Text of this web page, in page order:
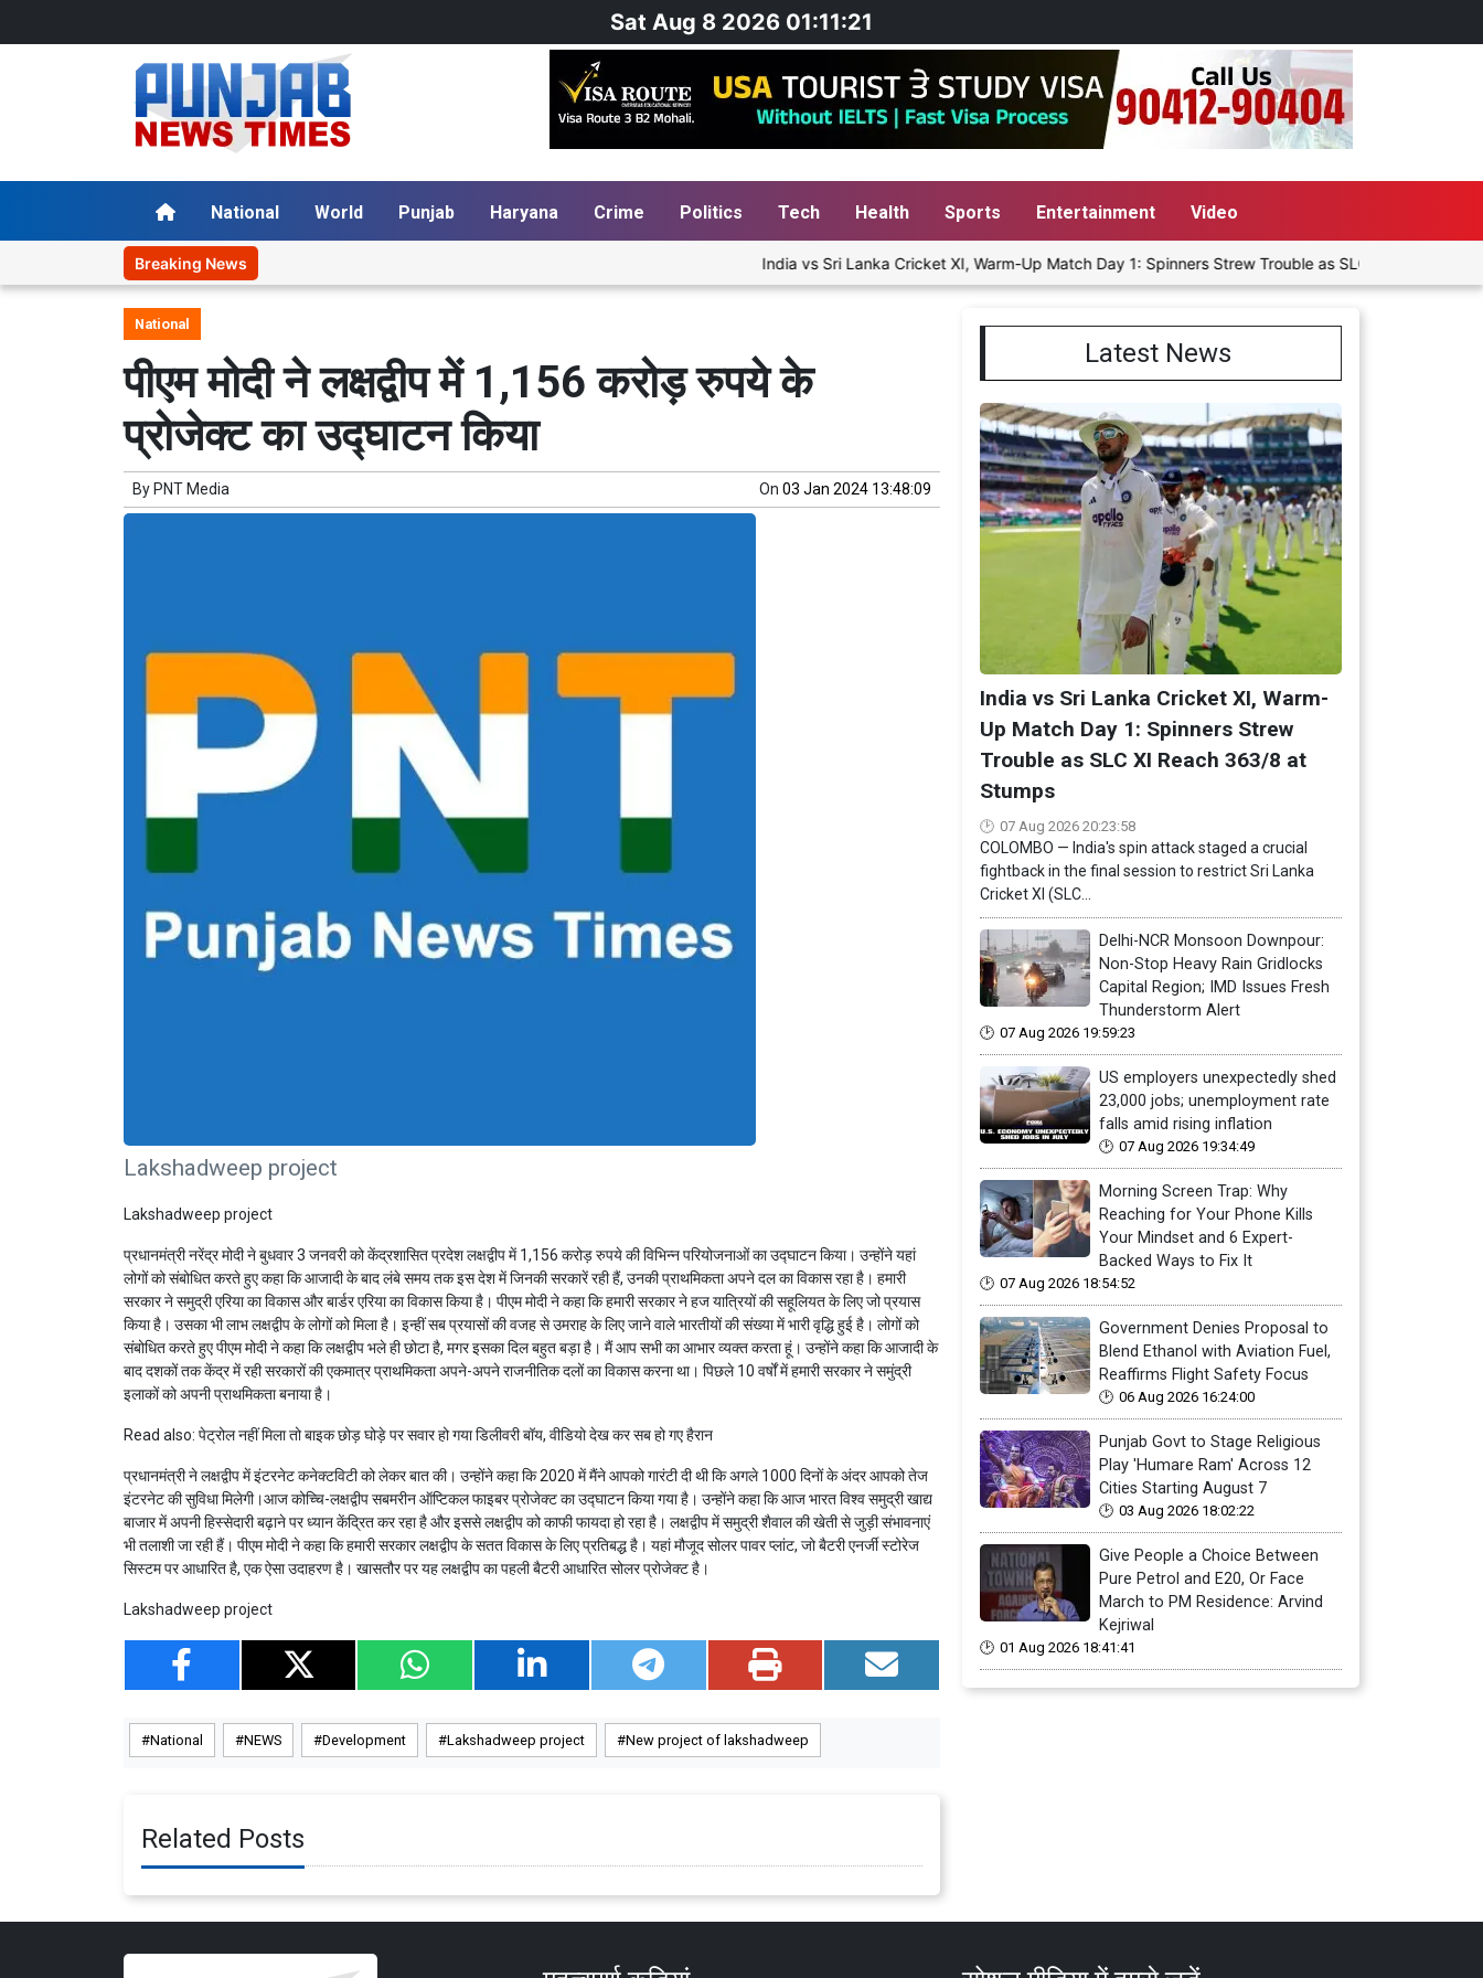
Sat Aug 8 2026 01:11:22
National World Punjab Haryana Crime Politics Tech Health Sports Entertainment Video
Breaking News India vs Sri Lanka Cricket XI, Warm-Up Match Day 1: Spinners Strew Trouble as SLC XI Reach 363/8 at
National
पीएम मोदी ने लक्षद्वीप में 1,156 करोड़ रुपये के
प्रोजेक्ट का उद्घाटन किया
By PNT Media On 03 Jan 2024 13:48:09
Lakshadweep project
Lakshadweep project
प्रधानमंत्री नरेंद्र मोदी ने बुधवार 3 जनवरी को केंद्रशासित प्रदेश लक्षद्वीप में 1,156 करोड़ रुपये की विभिन्न परियोजनाओं का उद्घाटन किया। उन्होंने यहां
लोगों को संबोधित करते हुए कहा कि आजादी के बाद लंबे समय तक इस देश में जिनकी सरकारें रही हैं, उनकी प्राथमिकता अपने दल का विकास रहा है। हमारी
सरकार ने समुद्री एरिया का विकास और बार्डर एरिया का विकास किया है। पीएम मोदी ने कहा कि हमारी सरकार ने हज यात्रियों की सहूलियत के लिए जो प्रयास
किया है। उसका भी लाभ लक्षद्वीप के लोगों को मिला है। इन्हीं सब प्रयासों की वजह से उमराह के लिए जाने वाले भारतीयों की संख्या में भारी वृद्धि हुई है। लोगों को
संबोधित करते हुए पीएम मोदी ने कहा कि लक्षद्वीप भले ही छोटा है, मगर इसका दिल बहुत बड़ा है। मैं आप सभी का आभार व्यक्त करता हूं। उन्होंने कहा कि आजादी के
बाद दशकों तक केंद्र में रही सरकारों की एकमात्र प्राथमिकता अपने-अपने राजनीतिक दलों का विकास करना था। पिछले 10 वर्षों में हमारी सरकार ने समुंद्री
इलाकों को अपनी प्राथमिकता बनाया है।
Read also: पेट्रोल नहीं मिला तो बाइक छोड़ घोड़े पर सवार हो गया डिलीवरी बॉय, वीडियो देख कर सब हो गए हैरान
प्रधानमंत्री ने लक्षद्वीप में इंटरनेट कनेक्टविटी को लेकर बात की। उन्होंने कहा कि 2020 में मैंने आपको गारंटी दी थी कि अगले 1000 दिनों के अंदर आपको तेज
इंटरनेट की सुविधा मिलेगी।आज कोच्चि-लक्षद्वीप सबमरीन ऑप्टिकल फाइबर प्रोजेक्ट का उद्घाटन किया गया है। उन्होंने कहा कि आज भारत विश्व समुद्री खाद्य
बाजार में अपनी हिस्सेदारी बढ़ाने पर ध्यान केंद्रित कर रहा है और इससे लक्षद्वीप को काफी फायदा हो रहा है। लक्षद्वीप में समुद्री शैवाल की खेती से जुड़ी संभावनाएं
भी तलाशी जा रही हैं। पीएम मोदी ने कहा कि हमारी सरकार लक्षद्वीप के सतत विकास के लिए प्रतिबद्ध है। यहां मौजूद सोलर पावर प्लांट, जो बैटरी एनर्जी स्टोरेज
सिस्टम पर आधारित है, एक ऐसा उदाहरण है। खासतौर पर यह लक्षद्वीप का पहली बैटरी आधारित सोलर प्रोजेक्ट है।
Lakshadweep project
National NEWS Development Lakshadweep project New project of lakshadweep
Related Posts
Latest News
India vs Sri Lanka Cricket XI, Warm-
Up Match Day 1: Spinners Strew
Trouble as SLC XI Reach 363/8 at
Stumps
07 Aug 2026 20:23:58
COLOMBO — India's spin attack staged a crucial
fightback in the final session to restrict Sri Lanka
Cricket XI (SLC...
Delhi-NCR Monsoon Downpour:
Non-Stop Heavy Rain Gridlocks
Capital Region; IMD Issues Fresh
Thunderstorm Alert
07 Aug 2026 19:59:23
US employers unexpectedly shed
23,000 jobs; unemployment rate
falls amid rising inflation
07 Aug 2026 19:34:49
Morning Screen Trap: Why
Reaching for Your Phone Kills
Your Mindset and 6 Expert-
Backed Ways to Fix It
07 Aug 2026 18:54:52
Government Denies Proposal to
Blend Ethanol with Aviation Fuel,
Reaffirms Flight Safety Focus
06 Aug 2026 16:24:00
Punjab Govt to Stage Religious
Play 'Humare Ram' Across 12
Cities Starting August 7
03 Aug 2026 18:02:22
Give People a Choice Between
Pure Petrol and E20, Or Face
March to PM Residence: Arvind
Kejriwal
01 Aug 2026 18:41:41